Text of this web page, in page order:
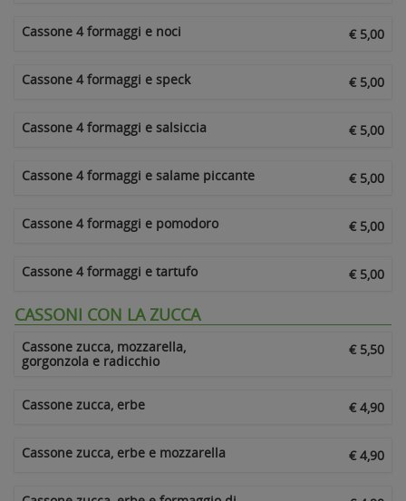
Cassone 4 formaggi e noci € 5,00
Cassone 4 formaggi e speck € 5,00
Cassone 4 formaggi e salsiccia € 5,00
Cassone 4 formaggi e salame piccante € 5,00
Cassone 4 formaggi e pomodoro € 5,00
Cassone 4 formaggi e tartufo € 5,00
CASSONI CON LA ZUCCA
Cassone zucca, mozzarella,
gorgonzola e radicchio
€ 5,50
Cassone zucca, erbe € 4,90
Cassone zucca, erbe e mozzarella € 4,90